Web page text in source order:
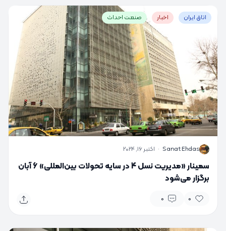
اتاق ایران اخبار صنعت احداث
S
Sanat Ehdas
· اکتبر 16, 2024
سمینار «مدیریت نسل 4 در سایه تحولات بین‌المللی» 6 آبان
برگزار می‌شود
0
0